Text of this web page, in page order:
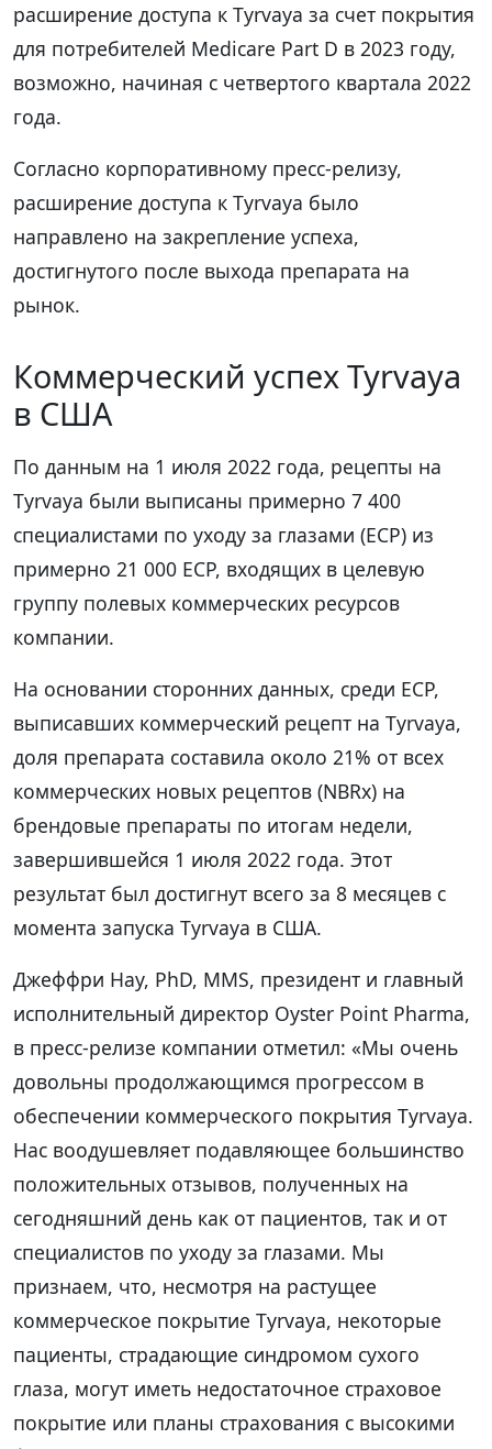
расширение доступа к Tyrvaya за счет покрытия
для потребителей Medicare Part D в 2023 году,
возможно, начиная с четвертого квартала 2022
года.
Согласно корпоративному пресс-релизу,
расширение доступа к Tyrvaya было
направлено на закрепление успеха,
достигнутого после выхода препарата на
рынок.
Коммерческий успех Tyrvaya
в США
По данным на 1 июля 2022 года, рецепты на
Tyrvaya были выписаны примерно 7 400
специалистами по уходу за глазами (ECP) из
примерно 21 000 ECP, входящих в целевую
группу полевых коммерческих ресурсов
компании.
На основании сторонних данных, среди ECP,
выписавших коммерческий рецепт на Tyrvaya,
доля препарата составила около 21% от всех
коммерческих новых рецептов (NBRx) на
брендовые препараты по итогам недели,
завершившейся 1 июля 2022 года. Этот
результат был достигнут всего за 8 месяцев с
момента запуска Tyrvaya в США.
Джеффри Нау, PhD, MMS, президент и главный
исполнительный директор Oyster Point Pharma,
в пресс-релизе компании отметил: «Мы очень
довольны продолжающимся прогрессом в
обеспечении коммерческого покрытия Tyrvaya.
Нас воодушевляет подавляющее большинство
положительных отзывов, полученных на
сегодняшний день как от пациентов, так и от
специалистов по уходу за глазами. Мы
признаем, что, несмотря на растущее
коммерческое покрытие Tyrvaya, некоторые
пациенты, страдающие синдромом сухого
глаза, могут иметь недостаточное страховое
покрытие или планы страхования с высокими